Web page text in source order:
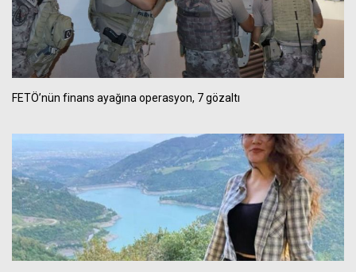
FETÖ’nün finans ayağına operasyon, 7 gözaltı